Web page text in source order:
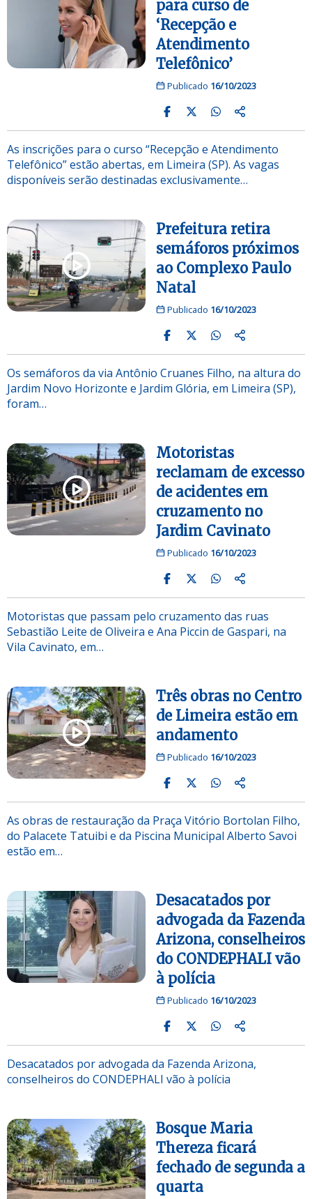
para curso de
‘Recepção e
Atendimento
Telefônico’
Publicado 16/10/2023
As inscrições para o curso “Recepção e Atendimento
Telefônico” estão abertas, em Limeira (SP). As vagas
disponíveis serão destinadas exclusivamente…
Prefeitura retira
semáforos próximos
ao Complexo Paulo
Natal
Publicado 16/10/2023
Os semáforos da via Antônio Cruanes Filho, na altura do
Jardim Novo Horizonte e Jardim Glória, em Limeira (SP),
foram…
Motoristas
reclamam de excesso
de acidentes em
cruzamento no
Jardim Cavinato
Publicado 16/10/2023
Motoristas que passam pelo cruzamento das ruas
Sebastião Leite de Oliveira e Ana Piccin de Gaspari, na
Vila Cavinato, em…
Três obras no Centro
de Limeira estão em
andamento
Publicado 16/10/2023
As obras de restauração da Praça Vitório Bortolan Filho,
do Palacete Tatuibi e da Piscina Municipal Alberto Savoi
estão em…
Desacatados por
advogada da Fazenda
Arizona, conselheiros
do CONDEPHALI vão
à polícia
Publicado 16/10/2023
Desacatados por advogada da Fazenda Arizona,
conselheiros do CONDEPHALI vão à polícia
Bosque Maria
Thereza ficará
fechado de segunda a
quarta